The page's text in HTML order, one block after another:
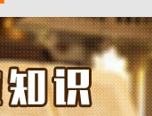
仓储综合专业定制物